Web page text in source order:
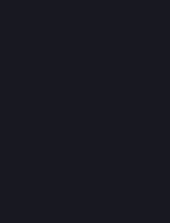
LiFePo4 rein